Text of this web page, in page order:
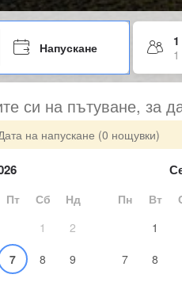
Напускане
си на пътуване, за
на напускане (0 нощувки)
Пт Сб
Нд
1
2
7 8
9
Пн Вт
1
7
8